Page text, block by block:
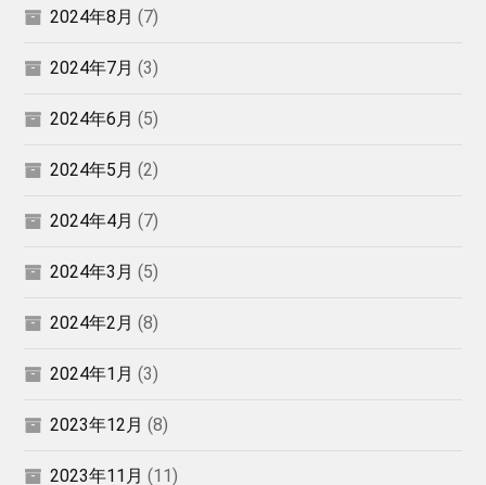
2024年8月 (7)
2024年7月 (3)
2024年6月 (5)
2024年5月 (2)
2024年4月 (7)
2024年3月 (5)
2024年2月 (8)
2024年1月 (3)
2023年12月 (8)
2023年11月 (11)